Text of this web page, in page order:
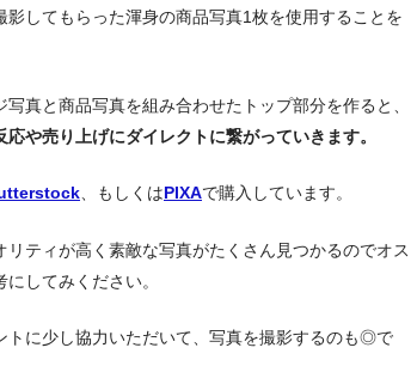
してもらった渾身の商品写真1枚を使用することを
真と商品写真を組み合わせたトップ部分を作ると、
や売り上げにダイレクトに繋がっていきます。
、もしくはPIXAで購入しています。
ティが高く素敵な写真がたくさん見つかるのでオス
してみください。
トに少し協力いただいて、写真を撮影するのも◎で